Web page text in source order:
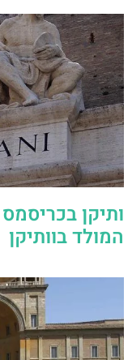
ותיקן
המולד בוותיקן